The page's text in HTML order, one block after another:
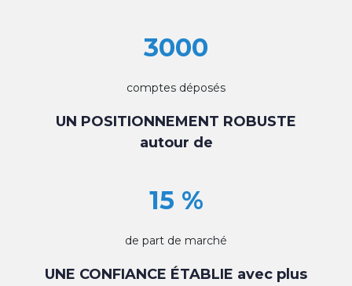
3000
comptes déposés
UN POSITIONNEMENT ROBUSTE
autour de
15 %
de part de marché
UNE CONFIANCE ÉTABLIE avec plus